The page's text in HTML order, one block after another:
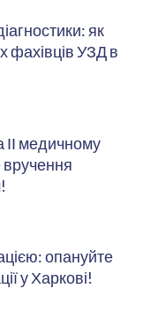
як
фахівців УЗД в
ІІ медичному
вручення
опануйте
у Харкові!